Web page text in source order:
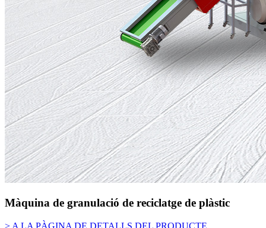
Màquina de granulació de reciclatge de plàstic
> A LA PÀGINA DE DETALLS DEL PRODUCTE